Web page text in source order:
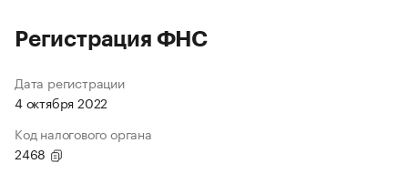
Регистрация ФНС
Дата регистрации
4 октября 2022
Код налогового органа
2468